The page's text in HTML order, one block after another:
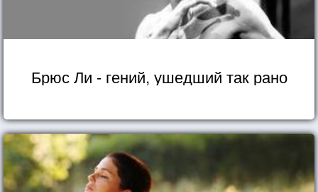
Брюс Ли - гений, ушедший так рано